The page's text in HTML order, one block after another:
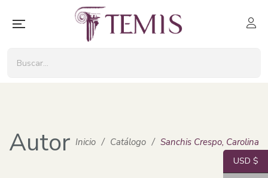
Autor Inicio / Catálogo / Sanchis Crespo, Carolina
USD $